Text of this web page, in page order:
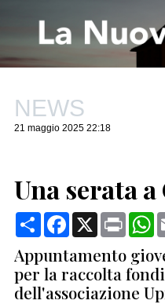
NEWS
21 maggio 2025 22:18
Una serata
CondividiFacebook
X Print
Appuntamento
per la raccolta
dell'associazione